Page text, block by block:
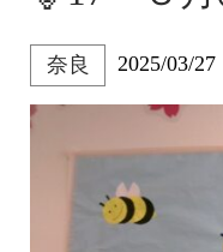
奈良 2025/03/27